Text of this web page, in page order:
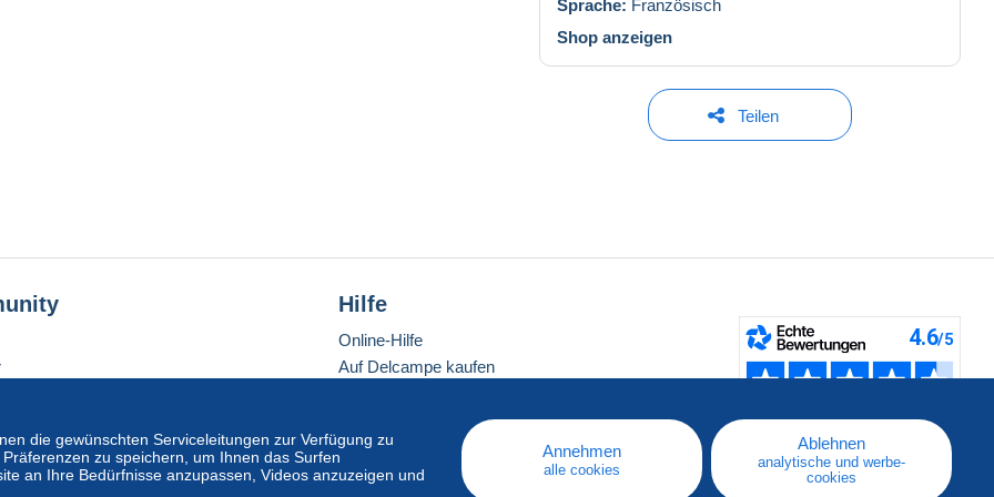
Sprache: Französisch
Shop anzeigen
Teilen
die gewünschten Serviceleitungen zur Verfügung zu
zu speichern, um Ihnen das Surfen
an Ihre Bedürfnisse anzupassen, Videos anzuzeigen und
Annehmen
alle cookies
Ablehnen
analytische und werbe-
cookies
Hilfe
Online-Hilfe
Auf Delcampe kaufen
Eine sichere Website